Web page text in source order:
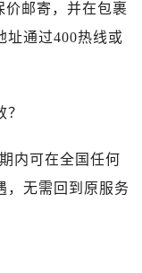
价邮寄，并在包裹
址通过400热线或
内可在全国任何
，无需回到原服务